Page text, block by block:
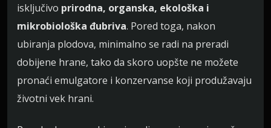
isključivo prirodna, organska, ekološka i
mikrobiološka đubriva. Pored toga, nakon
ubiranja plodova, minimalno se radi na preradi
dobijene hrane, tako da skoro uopšte ne možete
pronaći emulgatore i konzervanse koji produžavaju
životni vek hrani.